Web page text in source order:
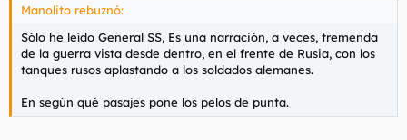
Manolito rebuznó:
Sólo he leído General SS, Es una narración, a veces, tremenda
de la guerra vista desde dentro, en el frente de Rusia, con los
tanques rusos aplastando a los soldados alemanes.
En según qué pasajes pone los pelos de punta.